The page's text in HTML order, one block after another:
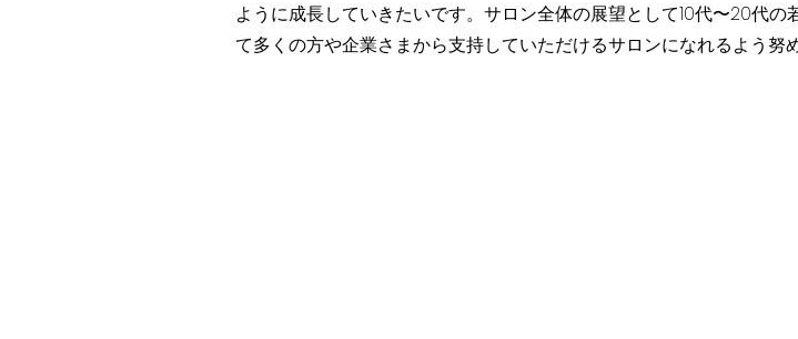
ように成長していきたいです。サロン全体の展望として10代〜20代
て多くの方や企業さまから支持していただけるサロンになれるよう努